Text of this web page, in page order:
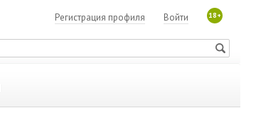
18+
Войти
Регистрация профиля